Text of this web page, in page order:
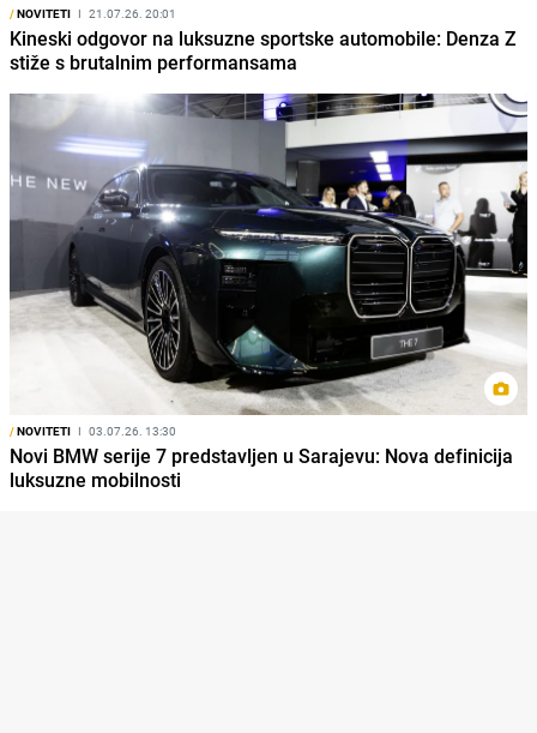
/NOVITETI I 21.07.26. 20:01
Kineski odgovor na luksuzne sportske automobile: Denza Z
stiže s brutalnim performansama
/NOVITETI I 03.07.26. 13:30
Novi BMW serije 7 predstavljen u Sarajevu: Nova definicija
luksuzne mobilnosti